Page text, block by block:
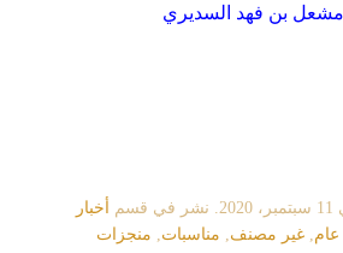
/مشعل بن فهد السديري
11 سبتمبر، 2020 . نشر في قسم
أخبار
عام غير مصنف مناسبات منجزات